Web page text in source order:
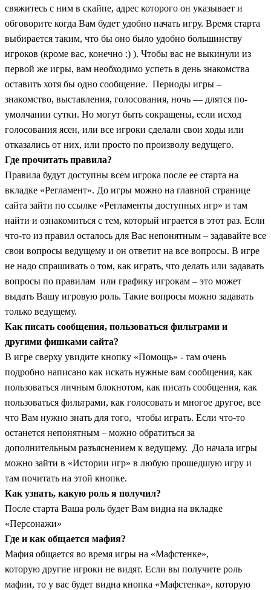
свяжитесь с ним в скайпе, адрес которого он указывает и
обговорите когда Вам будет удобно начать игру. Время старта
выбирается таким, что бы оно было удобно большинству
игроков (кроме вас, конечно :) ). Чтобы вас не выкинули из
первой же игры, вам необходимо успеть в день знакомства
оставить хотя бы одно сообщение. Периоды игры –
знакомство, выставления, голосования, ночь — длятся по-
умолчании сутки. Но могут быть сокращены, если исход
голосования ясен, или все игроки сделали свои ходы или
отказались от них, или просто по произволу ведущего.
Где прочитать правила?
Правила будут доступны всем игрока после ее старта на
вкладке «Регламент». До игры можно на главной странице
сайта зайти по ссылке «Регламенты доступных игр» и там
найти и ознакомиться с тем, который играется в этот раз. Если
что-то из правил осталось для Вас непонятным – задавайте все
свои вопросы ведущему и он ответит на все вопросы. В игре
не надо спрашивать о том, как играть, что делать или задавать
вопросы по правилам или графику игрокам – это может
выдать Вашу игровую роль. Такие вопросы можно задавать
только ведущему.
Как писать сообщения, пользоваться фильтрами и
другими фишками сайта?
В игре сверху увидите кнопку «Помощь» - там очень
подробно написано как искать нужные вам сообщения, как
пользоваться личным блокнотом, как писать сообщения, как
пользоваться фильтрами, как голосовать и многое другое, все
что Вам нужно знать для того, чтобы играть. Если что-то
останется непонятным – можно обратиться за
дополнительным разъяснением к ведущему. До начала игры
можно зайти в «Истории игр» в любую прошедшую игру и
там почитать на этой кнопке.
Как узнать, какую роль я получил?
После старта Ваша роль будет Вам видна на вкладке
«Персонажи»
Где и как общается мафия?
Мафия общается во время игры на «Мафстенке»,
которую другие игроки не видят. Если вы получите роль
мафии, то у вас будет видна кнопка «Мафстенка», которую